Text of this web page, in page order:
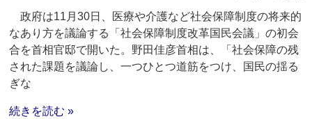
政府は11月30日、医療や介護など社会保障制度の将来的
なあり方を議論する「社会保障制度改革国民会議」の初会
合を首相官邸で開いた。野田佳彦首相は、「社会保障の残
された課題を議論し、一つひとつ道筋をつけ、国民の揺る
ぎな
続きを読む »